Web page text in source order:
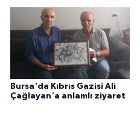
Bursa'da Kıbrıs Gazisi Ali
Çağlayan'a anlamlı ziyaret